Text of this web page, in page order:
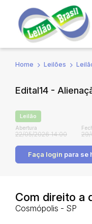
Busca por palavra-
Home Leilões
Edital14 -
Leilão
Abertura
22/05/2026 14:00 29/
Faça login para se
Com direito a
Cosmópolis - SP